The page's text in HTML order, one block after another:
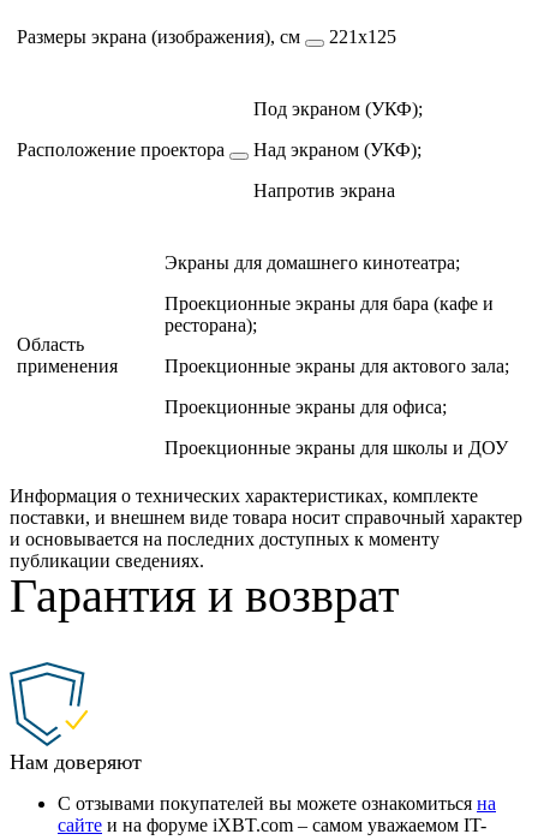
Размеры экрана (изображения), см 221х125
Расположение проектора
Под экраном (УКФ);
Над экраном (УКФ);
Напротив экрана
Область
применения
Экраны для домашнего кинотеатра;
Проекционные экраны для бара (кафе и
ресторана);
Проекционные экраны для актового зала;
Проекционные экраны для офиса;
Проекционные экраны для школы и ДОУ
Информация о технических характеристиках, комплекте
поставки, и внешнем виде товара носит справочный характер
и основывается на последних доступных к моменту
публикации сведениях.
Гарантия и возврат
Нам доверяют
С отзывами покупателей вы можете ознакомиться на
сайте и на форуме iXBT.com – самом уважаемом IT-